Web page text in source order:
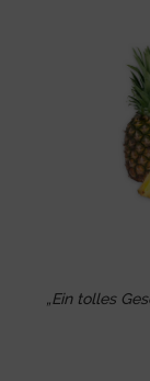
„Ein tolles